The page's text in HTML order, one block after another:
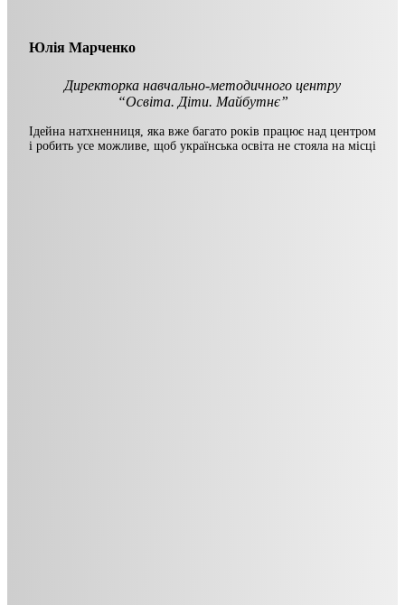
Юлія Марченко
Директорка навчально-методичного центру
“Освіта. Діти. Майбутнє”
Ідейна натхненниця, яка вже багато років працює над центром
і робить усе можливе, щоб українська освіта не стояла на місці